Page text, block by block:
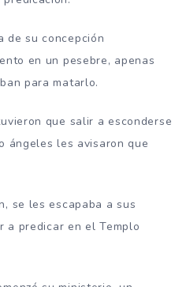
de su concepción
en un pesebre, apenas
para matarlo.
que salir a esconderse
ángeles les avisaron que
se les escapaba a sus
a predicar en el Templo